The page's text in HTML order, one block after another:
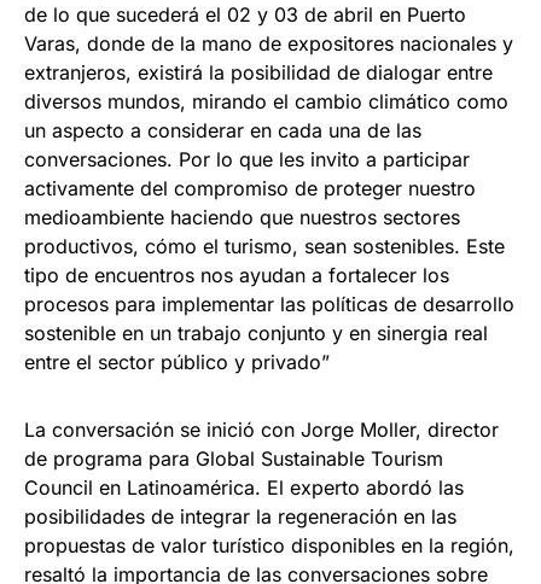
de lo que sucederá el 02 y 03 de abril en Puerto
Varas, donde de la mano de expositores nacionales y
extranjeros, existirá la posibilidad de dialogar entre
diversos mundos, mirando el cambio climático como
un aspecto a considerar en cada una de las
conversaciones. Por lo que les invito a participar
activamente del compromiso de proteger nuestro
medioambiente haciendo que nuestros sectores
productivos, cómo el turismo, sean sostenibles. Este
tipo de encuentros nos ayudan a fortalecer los
procesos para implementar las políticas de desarrollo
sostenible en un trabajo conjunto y en sinergia real
entre el sector público y privado”
La conversación se inició con Jorge Moller, director
de programa para Global Sustainable Tourism
Council en Latinoamérica. El experto abordó las
posibilidades de integrar la regeneración en las
propuestas de valor turístico disponibles en la región,
resaltó la importancia de las conversaciones sobre